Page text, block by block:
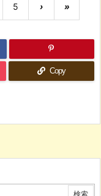
5 › »
Copy